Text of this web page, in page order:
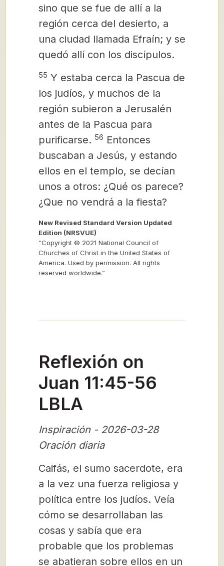
sino que se fue de allí a la
región cerca del desierto, a
una ciudad llamada Efraín; y se
quedó allí con los discípulos.
55 Y estaba cerca la Pascua de
los judíos, y muchos de la
región subieron a Jerusalén
antes de la Pascua para
purificarse. 56 Entonces
buscaban a Jesús, y estando
ellos en el templo, se decían
unos a otros: ¿Qué os parece?
¿Que no vendrá a la fiesta?
New Revised Standard Version Updated
Edition (NRSVUE)
“Copyright © 2021 National Council of
Churches of Christ in the United States of
America. Used by permission. All rights
reserved worldwide.”
Reflexión on
Juan 11:45-56
LBLA
Inspiración - 2026-03-28
Oración diaria
Caifás, el sumo sacerdote, era
a la vez una fuerza religiosa y
política entre los judíos. Veía
cómo se desarrollaban las
cosas y sabía que era
probable que los problemas
se abatieran sobre ellos en un